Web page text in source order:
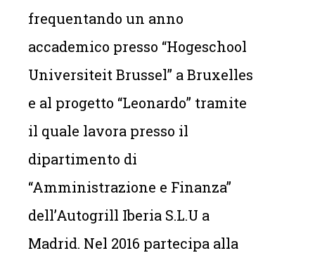
frequentando un anno
accademico presso “Hogeschool
Universiteit Brussel” a Bruxelles
e al progetto “Leonardo” tramite
il quale lavora presso il
dipartimento di
“Amministrazione e Finanza”
dell’Autogrill Iberia S.L.U a
Madrid. Nel 2016 partecipa alla